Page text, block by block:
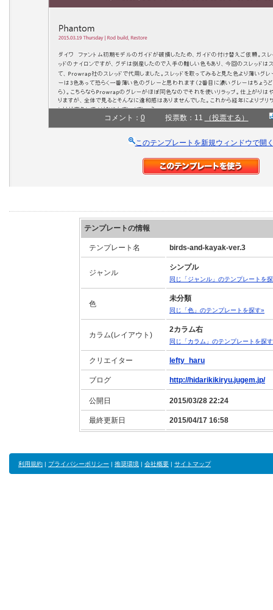
コメント： 0 投票数：11 （投票する）
このテンプレートを新規ウィンドウで開
テンプレートの情報
テンプレート名 birds-and-kayak-ver.3
ジャンル
シンプル
同じ「ジャンル」のテンプレートを
色
未分類
同じ「色」のテンプレートを探す»
カラム(レイアウト)
2カラム右
同じ「カラム」のテンプレートを探
クリエイター lefty_haru
ブログ http://hidarikikiryu.jugem.jp/
公開日 2015/03/28 22:24
最終更新日 2015/04/17 16:58
利用規約 | プライバシーポリシー | 推奨環境 | 会社概要 | サイトマップ